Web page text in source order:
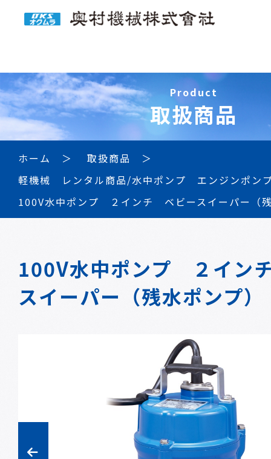
Product
取扱商品
ホーム
取扱商品
軽機械 レンタル商品/水中ポンプ エンジンポン
100V水中ポンプ ２インチ ベビースイーパー（
100V水中ポンプ ２イン
スイーパー（残水ポンプ）